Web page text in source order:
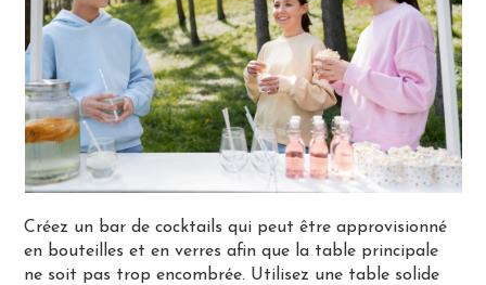
Créez un bar de cocktails qui peut être approvisionné
en bouteilles et en verres afin que la table principale
ne soit pas trop encombrée. Utilisez une table solide